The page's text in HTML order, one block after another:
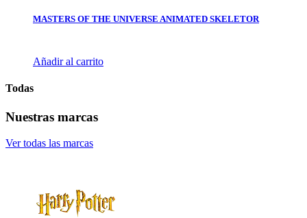
MASTERS OF THE UNIVERSE ANIMATED SKELETOR
Añadir al carrito
Todas
Nuestras marcas
Ver todas las marcas